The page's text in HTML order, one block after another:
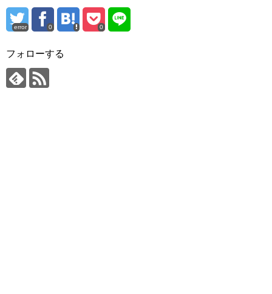
error 0 0
フォローする